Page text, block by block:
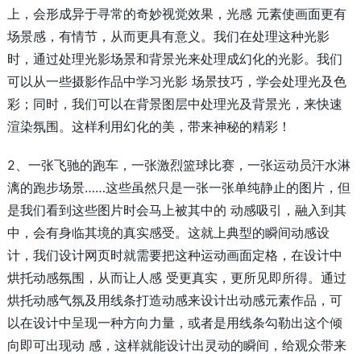
上，会形成异于寻常的奇妙视觉效果，光感 元素使画面更有
场景感，有情节，从而更具有意义。我们在处理这种光影
时，通过处理光影场景和背景光来处理成幻化的光影。我们
可以从一些摄影作品中学习光影 场景技巧，学会处理光及色
彩；同时，我们可以在背景图层中处理光及背景光，来快速
渲染氛围。这样利用幻化的美，带来神秘的精彩！
2、一张飞驰的跑车，一张激烈篮球比赛，一张运动员汗水淋
漓的跑步场景……这些虽然只是一张一张单纯静止的图片，但
是我们看到这些图片时会马上被其中的 动感吸引，融入到其
中，会有身临其境的真实感受。这就上典型的瞬间动感设
计，我们设计网页时就需要把这种运动画面定格，在设计中
烘托动感氛围，从而让人感 受更真实，更所见即所得。通过
烘托动感气氛及用线条打造动感来设计出动感元素作品，可
以在设计中呈现一种方向力量，或者是用线条勾勒出这个倾
向即可出现动 感，这样就能设计出灵动的瞬间，给观众带来